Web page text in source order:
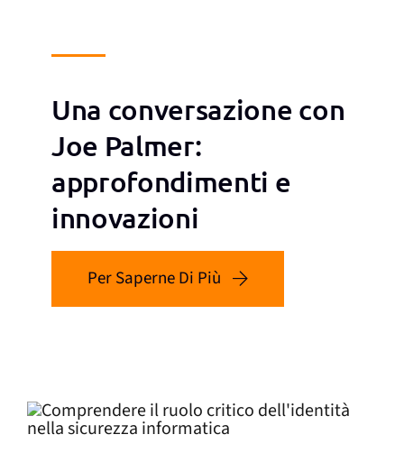
Una conversazione con
Joe Palmer:
approfondimenti e
innovazioni
Per Saperne Di Più